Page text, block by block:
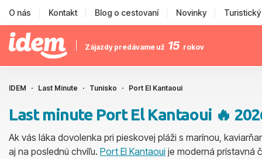
O nás Kontakt Blog o cestovaní Novinky
Zájazdy predávame už 15 rokov
IDEM Last Minute Tunisko Port El Kantaoui
Last minute Port El Kantaoui 🔥
Ak vás láka dovolenka pri pieskovej pláži s marínou,
aj na poslednú chvíľu. Port El Kantaoui je moderná prístavná